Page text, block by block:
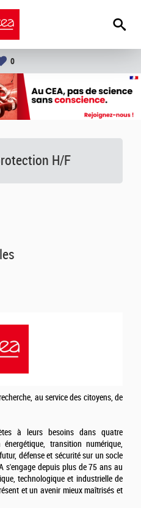
0
H/F
au service des citoyens, de
à leurs besoins dans quatre
transition numérique,
défense et sécurité sur un socle
s'engage depuis plus de 75 ans au
technologique et industrielle de
et un avenir mieux maîtrisés et